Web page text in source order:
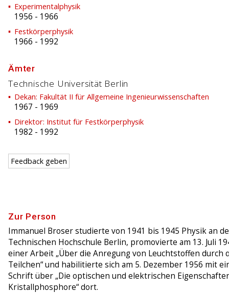
Zur Person
Immanuel Broser studierte von 1941 bis 1945 Physik an
Technischen Hochschule Berlin, promovierte am 13. Juli
einer Arbeit „Über die Anregung von Leuchtstoffen durch
Teilchen“ und habilitierte sich am 5. Dezember 1956 mit
Schrift über „Die optischen und elektrischen
Kristallphosphore“ dort.
Experimentalphysik
1956 - 1966
Festkörperphysik
1966 - 1992
Ämter
Technische Universität Berlin
Dekan: Fakultät II für Allgemeine Ingenieurwissenschaften
1967 - 1969
Direktor: Institut für Festkörperphysik
1982 - 1992
Feedback geben